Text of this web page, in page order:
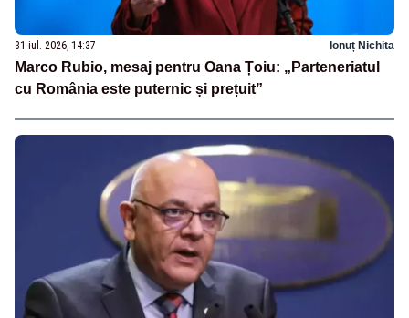
31 iul. 2026, 14:37 Ionuț Nichita
Marco Rubio, mesaj pentru Oana Țoiu: „Parteneriatul
cu România este puternic și prețuit”